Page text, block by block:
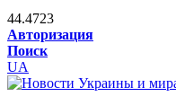
44.4723
Авторизация
Поиск
UA